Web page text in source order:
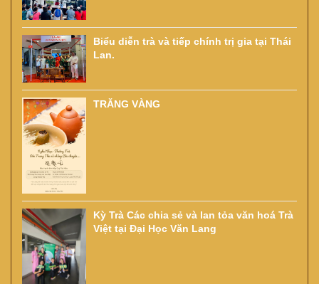
Biểu diễn trà và tiếp chính trị gia tại Thái
Lan.
TRĂNG VÀNG
Kỳ Trà Các chia sẻ và lan tỏa văn hoá Trà
Việt tại Đại Học Văn Lang